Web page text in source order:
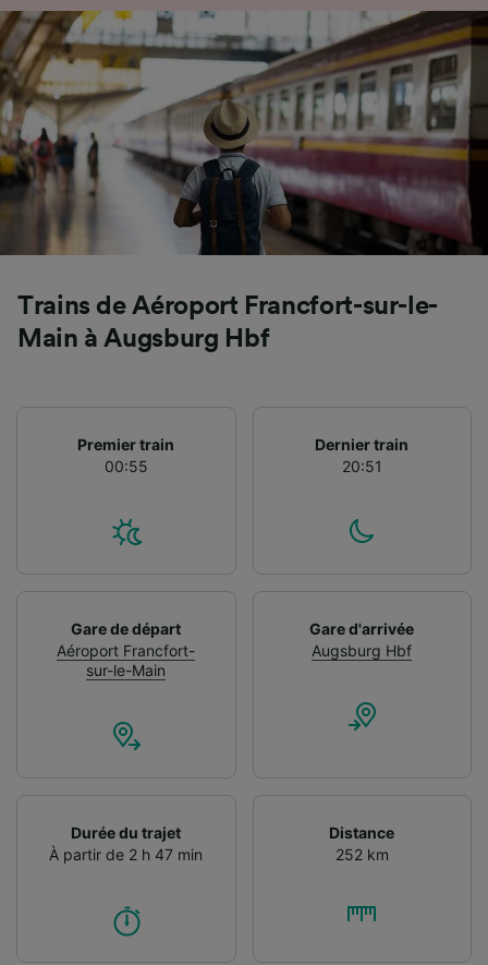
Trains de Aéroport Francfort-sur-le-
Main à Augsburg Hbf
Premier train
00:55
Dernier train
20:51
Gare de départ
Aéroport Francfort-
sur-le-Main
Gare d'arrivée
Augsburg Hbf
Durée du trajet
À partir de 2 h 47 min
Distance
252 km
Utiliser des données de géolocalisation
précises. Analyser activement les
caractéristiques de l’appareil pour
l’identification. Stocker et/ou accéder à des
informations sur un appareil. Publicités et
contenu personnalisés, mesure de
performance des publicités et du contenu,
études d’audience et développement de
services.
Liste de nos partenaires (fournisseurs)